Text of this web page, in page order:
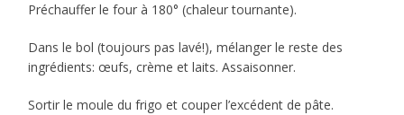
Préchauffer le four à 180° (chaleur tournante).
Dans le bol (toujours pas lavé!), mélanger le reste des
ingrédients: œufs, crème et laits. Assaisonner.
Sortir le moule du frigo et couper l’excédent de pâte.